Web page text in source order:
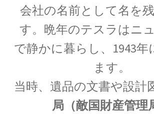
J・P・ジュール
【ジュールの法則｜熱の仕事当
J・R・マイヤー
【熱と仕事の変換｜エネルギー
会社の名前として名を
す。晩年のテスラはニ
で静かに暮らし、1943年
ます。
当時、遺品の文書や設計
局（敵国財産管理